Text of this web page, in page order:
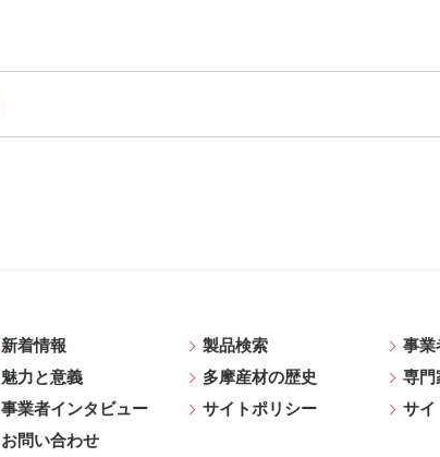
新着情報 製品検索
事業
魅力と意義
多摩産材の歴史
専門
事業者インタビュー
サイトポリシー
サイ
お問い合わせ